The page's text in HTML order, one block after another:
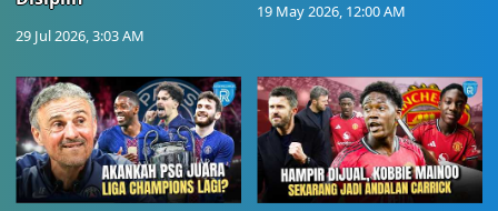
29 Jul 2026, 3:03 AM
19 May 2026, 12:00 AM